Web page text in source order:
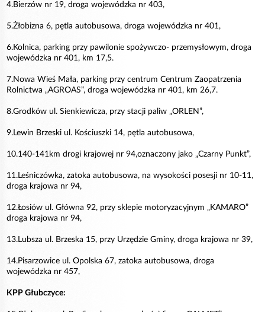
4.Bierzów nr 19, droga wojewódzka nr 403,
5.Żłobizna 6, pętla autobusowa, droga wojewódzka nr 401,
6.Kolnica, parking przy pawilonie spożywczo- przemysłowym, droga
wojewódzka nr 401, km 17,5.
7.Nowa Wieś Mała, parking przy centrum Centrum Zaopatrzenia
Rolnictwa „AGROAS”, droga wojewódzka nr 401, km 26,7.
8.Grodków ul. Sienkiewicza, przy stacji paliw „ORLEN”,
9.Lewin Brzeski ul. Kościuszki 14, pętla autobusowa,
10.140-141km drogi krajowej nr 94,oznaczony jako „Czarny Punkt”,
11.Leśniczówka, zatoka autobusowa, na wysokości posesji nr 10-11,
droga krajowa nr 94,
12.Łosiów ul. Główna 92, przy sklepie motoryzacyjnym „KAMARO”
droga krajowa nr 94,
13.Lubsza ul. Brzeska 15, przy Urzędzie Gminy, droga krajowa nr 39,
14.Pisarzowice ul. Opolska 67, zatoka autobusowa, droga
wojewódzka nr 457,
KPP Głubczyce: